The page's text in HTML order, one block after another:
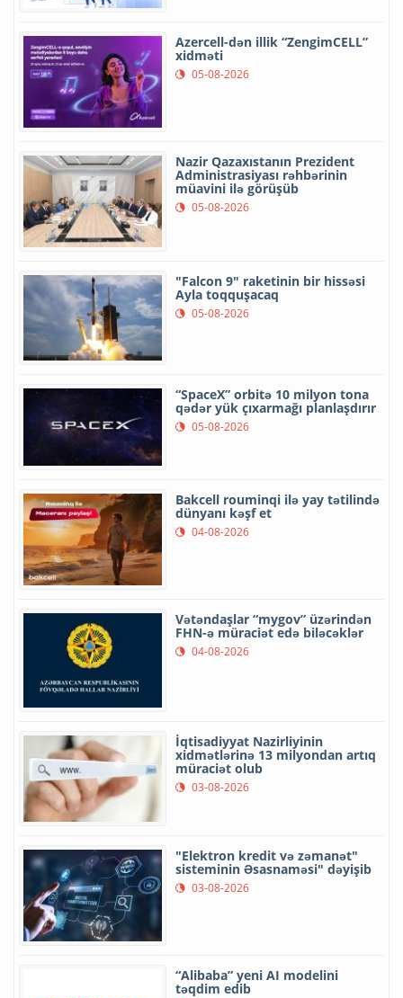
Azercell-dən illik “ZengimCELL”
xidməti
05-08-2026
Nazir Qazaxıstanın Prezident
Administrasiyası rəhbərinin
müavini ilə görüşüb
05-08-2026
"Falcon 9" raketinin bir hissəsi
Ayla toqquşacaq
05-08-2026
“SpaceX” orbitə 10 milyon tona
qədər yük çıxarmağı planlaşdırır
05-08-2026
Bakcell rouminqi ilə yay tətilində
dünyanı kəşf et
04-08-2026
Vətəndaşlar “mygov” üzərindən
FHN-ə müraciət edə biləcəklər
04-08-2026
İqtisadiyyat Nazirliyinin
xidmətlərinə 13 milyondan artıq
müraciət olub
03-08-2026
"Elektron kredit və zəmanət"
sisteminin Əsasnaməsi" dəyişib
03-08-2026
“Alibaba” yeni AI modelini
təqdim edib